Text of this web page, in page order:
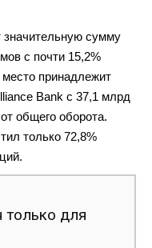
значительную сумму
с почти 15,2%
принадлежит
Bank с 37,1 млрд
общего оборота.
только 72,8%
только для